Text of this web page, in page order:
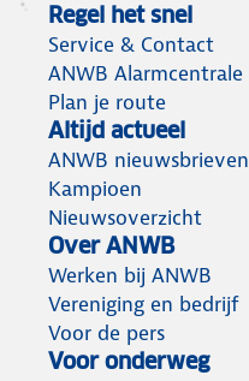
Regel het snel
Service & Contact
ANWB Alarmcentrale
Plan je route
Altijd actueel
ANWB nieuwsbrieven
Kampioen
Nieuwsoverzicht
Over ANWB
Werken bij ANWB
Vereniging en bedrijf
Voor de pers
Voor onderweg